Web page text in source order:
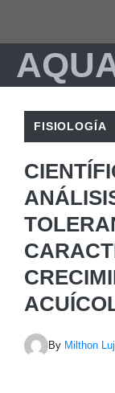
contenido
FISIOLOGÍA
By Milthon